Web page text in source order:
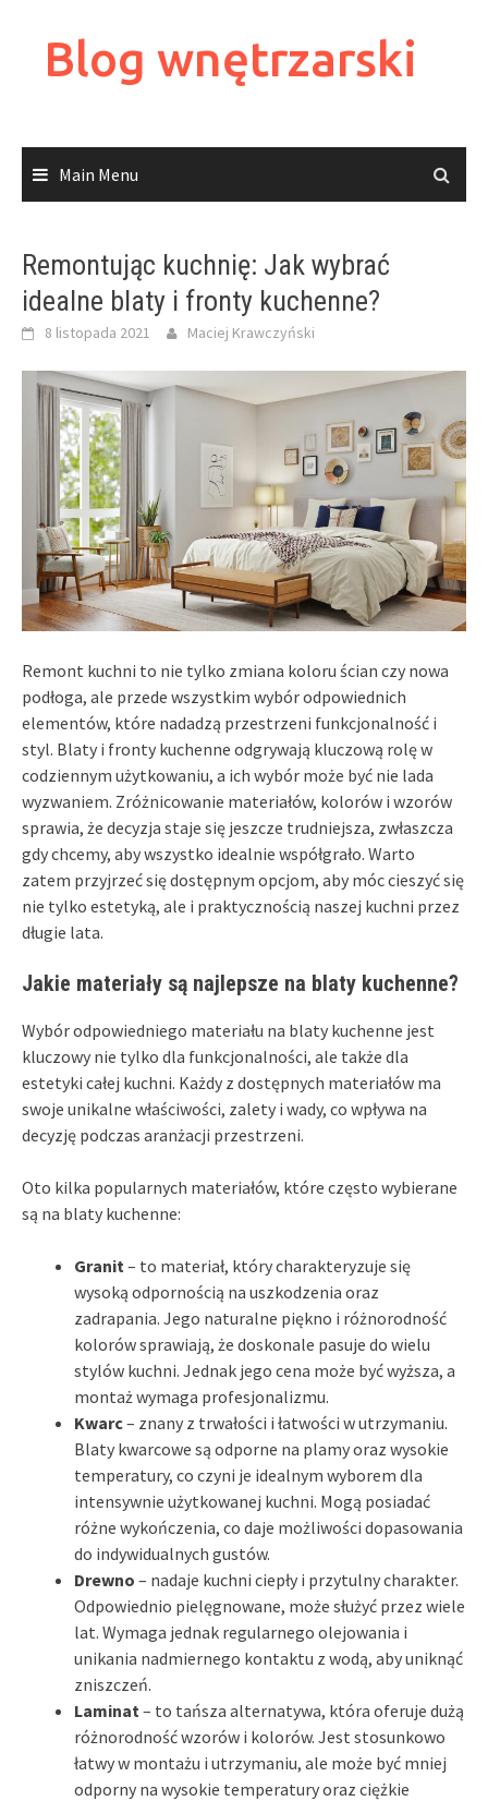
contentBlog wnętrzarski
Main Menu
Remontując kuchnię: Jak wybrać
idealne blaty i fronty kuchenne?
8 listopada 2021 Maciej Krawczyński
Remont kuchni to nie tylko zmiana koloru ścian czy nowa
podłoga, ale przede wszystkim wybór odpowiednich
elementów, które nadadzą przestrzeni funkcjonalność i
styl. Blaty i fronty kuchenne odgrywają kluczową rolę w
codziennym użytkowaniu, a ich wybór może być nie lada
wyzwaniem. Zróżnicowanie materiałów, kolorów i wzorów
sprawia, że decyzja staje się jeszcze trudniejsza, zwłaszcza
gdy chcemy, aby wszystko idealnie współgrało. Warto
zatem przyjrzeć się dostępnym opcjom, aby móc cieszyć się
nie tylko estetyką, ale i praktycznością naszej kuchni przez
długie lata.
Jakie materiały są najlepsze na blaty kuchenne?
Wybór odpowiedniego materiału na blaty kuchenne jest
kluczowy nie tylko dla funkcjonalności, ale także dla
estetyki całej kuchni. Każdy z dostępnych materiałów ma
swoje unikalne właściwości, zalety i wady, co wpływa na
decyzję podczas aranżacji przestrzeni.
Oto kilka popularnych materiałów, które często wybierane
są na blaty kuchenne:
Granit – to materiał, który charakteryzuje się
wysoką odpornością na uszkodzenia oraz
zadrapania. Jego naturalne piękno i różnorodność
kolorów sprawiają, że doskonale pasuje do wielu
stylów kuchni. Jednak jego cena może być wyższa, a
montaż wymaga profesjonalizmu.
Kwarc– znany z trwałości i łatwości w utrzymaniu.
Blaty kwarcowe są odporne na plamy oraz wysokie
temperatury, co czyni je idealnym wyborem dla
intensywnie użytkowanej kuchni. Mogą posiadać
różne wykończenia, co daje możliwości dopasowania
do indywidualnych gustów.
Drewno – nadaje kuchni ciepły i przytulny charakter.
Odpowiednio pielęgnowane, może służyć przez wiele
lat. Wymaga jednak regularnego olejowania i
unikania nadmiernego kontaktu z wodą, aby uniknąć
zniszczeń.
Laminat – to tańsza alternatywa, która oferuje dużą
różnorodność wzorów i kolorów. Jest stosunkowo
łatwy w montażu i utrzymaniu, ale może być mniej
odporny na wysokie temperatury oraz ciężkie